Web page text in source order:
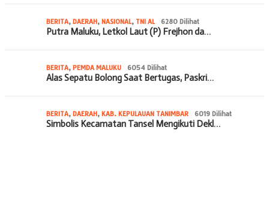
BERITA, DAERAH, NASIONAL, TNI AL 6280 Dilihat
Putra Maluku, Letkol Laut (P) Frejhon da…
BERITA, PEMDA MALUKU 6054 Dilihat
Alas Sepatu Bolong Saat Bertugas, Paskri…
BERITA, DAERAH, KAB. KEPULAUAN TANIMBAR 6019 Dilihat
Simbolis Kecamatan Tansel Mengikuti Dekl…